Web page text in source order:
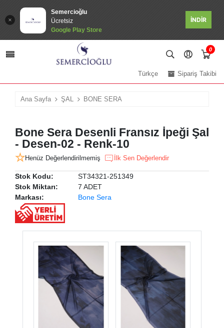
Semercioğlu
Ücretsiz
Google Play Store
İNDİR
0
Sipariş Takibi
Türkçe
Ana Sayfa ŞAL BONE SERA
Bone Sera Desenli Fransız İpeği Şal
- Desen-02 - Renk-10
Henüz Değerlendirilmemiş İlk Sen Değerlendir
Stok Kodu:
ST34321-251349
Stok Miktarı:
7 ADET
Markası:
Bone Sera